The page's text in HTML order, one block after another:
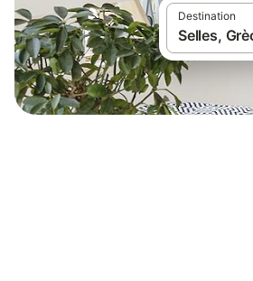
Destination